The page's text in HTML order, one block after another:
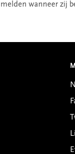
melden wanneer zij